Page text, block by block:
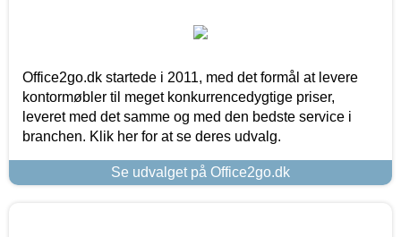
Office2go.dk startede i 2011, med det formål at levere
kontormøbler til meget konkurrencedygtige priser,
leveret med det samme og med den bedste service i
branchen. Klik her for at se deres udvalg.
Se udvalget på Office2go.dk